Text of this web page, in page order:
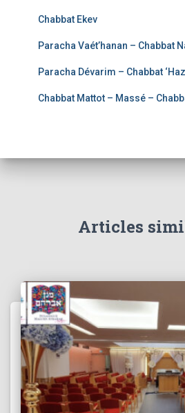
Chabbat Ekev
Paracha Vaét’hanan – Chabbat
Paracha Dévarim – Chabbat
Chabbat Mattot – Massé –
Articles